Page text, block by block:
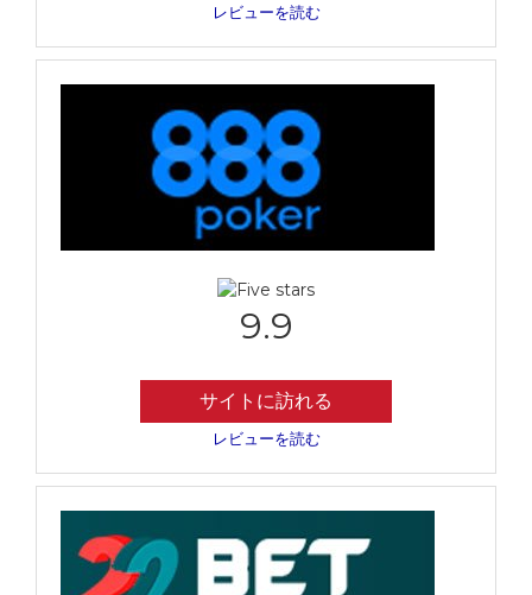
レビューを読む
9.9
サイトに訪れる
レビューを読む